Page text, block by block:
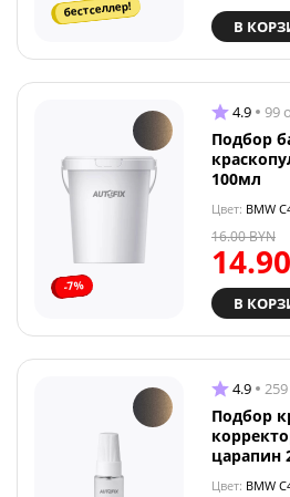
бестселлер!
В
-7%
4.9 99
Подбор
100мл
Цвет: BMW
14.90
16.00BYN
В
4.9
Подбор
царапин
Цвет: BMW